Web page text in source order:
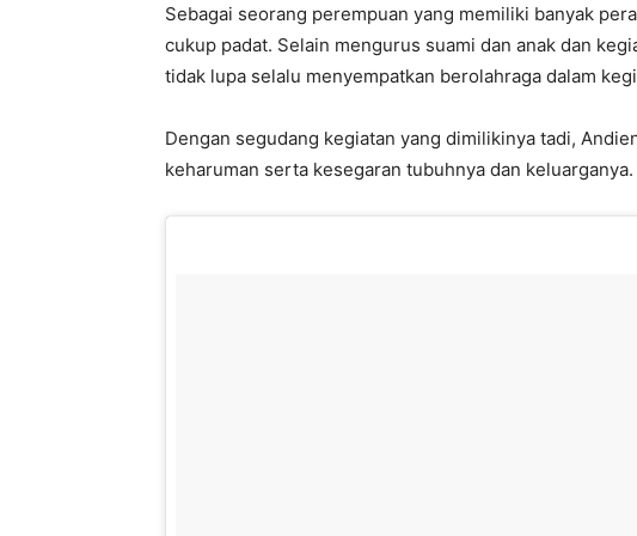
Sebagai seorang perempuan yang memiliki banyak
cukup padat. Selain mengurus suami dan anak dan
tidak lupa selalu menyempatkan berolahraga dalam
Dengan segudang kegiatan yang dimilikinya tadi,
keharuman serta kesegaran tubuhnya dan keluarganya.